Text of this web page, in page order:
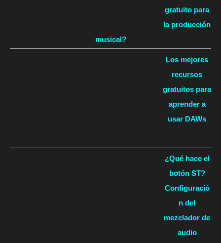
gratuito para
la producción
musical?
Los mejores
recursos
gratuitos para
aprender a
usar DAWs
¿Qué hace el
botón ST?
Configuració
n del
mezclador de
audio